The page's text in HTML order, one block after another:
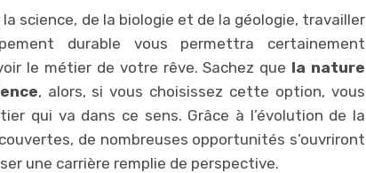
science, de la biologie et de la géologie, travailler
durable vous permettra certainement
le métier de votre rêve. Sachez que la nature
, alors, si vous choisissez cette option, vous
qui va dans ce sens. Grâce à l’évolution de la
de nombreuses opportunités s’ouvriront
une carrière remplie de perspective.